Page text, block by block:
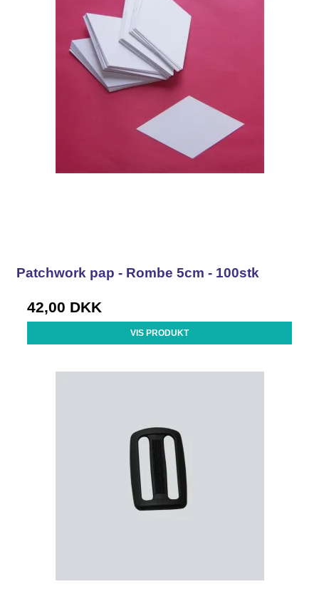
Patchwork pap - Rombe 5cm - 100stk
42,00 DKK
VIS PRODUKT